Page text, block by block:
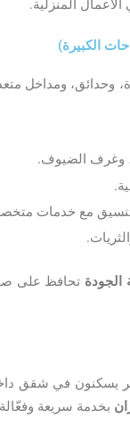
المنزلية.
الكبيرة)
وحدائق، ومداخل
وغرف الضيوف.
مع خدمات
الجودة تحافظ على
في شقق داخل
بخدمة سريعة